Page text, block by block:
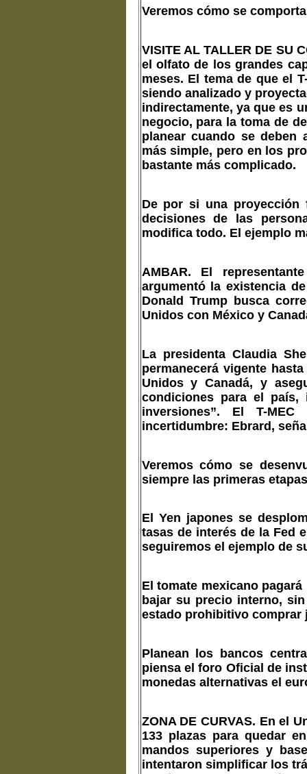
Veremos cómo se
VISITE AL TALLER DE SU
el olfato de los grandes
meses. El tema de que el
siendo analizado y
indirectamente, ya que es
negocio, para la toma de
planear cuando se deben
más simple, pero en los
bastante más complicado.
De por si una proyección
decisiones de las
modifica todo. El ejemplo
AMBAR. El
argumentó la existencia
Donald Trump busca
Unidos con México y
La presidenta Claudia
permanecerá vigente
Unidos y Canadá, y
condiciones para el
inversiones”. El T-
incertidumbre: Ebrard,
Veremos cómo se
siempre las primeras
El Yen japones se
tasas de interés de la Fed
seguiremos el ejemplo de
El tomate mexicano
bajar su precio interno,
estado prohibitivo comprar
Planean los bancos
piensa el foro Oficial de
monedas alternativas el
ZONA DE CURVAS. En el
133 plazas para quedar
mandos superiores y
intentaron simplificar los